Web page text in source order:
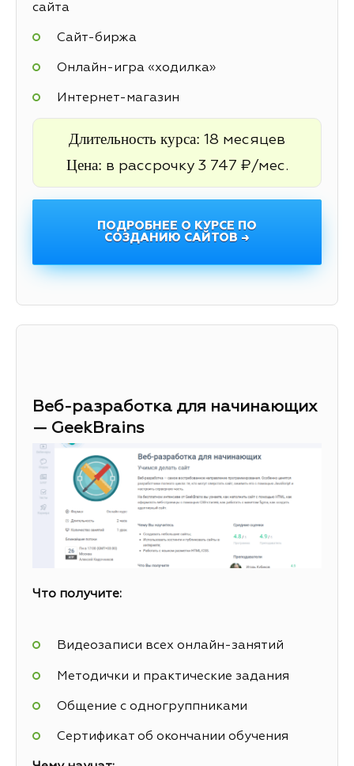
сайта
Cайт-биржа
Онлайн-игра «ходилка»
Интернет-магазин
Длительность курса: 18 месяцев
Цена: в рассрочку 3 747 ₽/мес.
ПОДРОБНЕЕ О КУРСЕ ПО
СОЗДАНИЮ САЙТОВ →
Веб-разработка для начинающих
— GeekBrains
Что получите:
Видеозаписи всех онлайн-занятий
Методички и практические задания
Общение с одногруппниками
Сертификат об окончании обучения